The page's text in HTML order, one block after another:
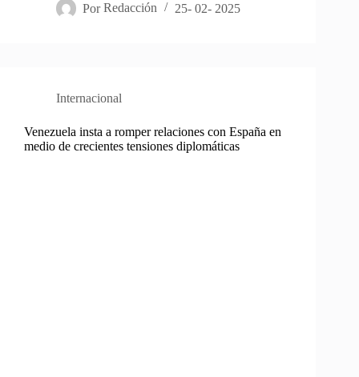
Por Redacción 25- 02- 2025
Internacional
Venezuela insta a romper relaciones con España en
medio de crecientes tensiones diplomáticas